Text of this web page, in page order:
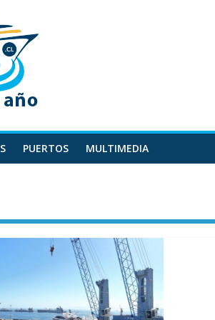
PUERTOS MULTIMEDIA